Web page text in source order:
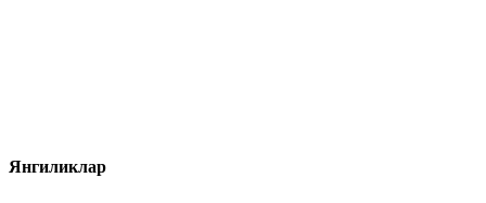
Янгиликлар